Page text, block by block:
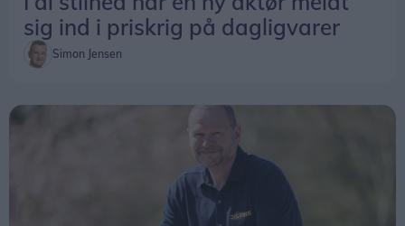
sig ind i priskrig på dagligvarer
Simon Jensen